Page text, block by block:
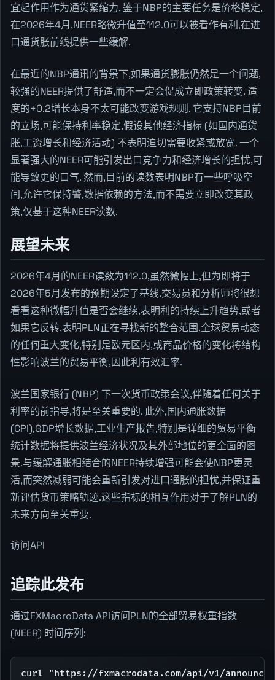
宜起作用作为通货紧缩力. 鉴于NBP的主要任务是价格稳定,
在2026年4月,NEER略微升值至112.0可以被看作有利,在进
口通货胀前线提供一些缓解.
在最近的NBP通讯的背景下,如果通货膨胀仍然是一个问题,
较强的NEER提供了舒适,而不一定会促成立即政策转变. 适
度的+0.2增长本身不太可能改变游戏规则. 它支持NBP目前
的立场,可能保持利率稳定,假设其他经济指标 (如国内通货
胀,工资增长和经济活动) 不表明迫切需要收紧或放宽. 一个
显著强大的NEER可能引发出口竞争力和经济增长的担忧,可
能导致更的口气. 然而,目前的读数表明NBP有一些呼吸空
间,允许它保持警,数据依赖的方法,而不需要立即改变其政
策,仅基于这种NEER读数.
展望未来
2026年4月的NEER读数为112.0,虽然微幅上,但为即将于
2026年5月发布的预期设定了基线.交易员和分析师将很想
看看这种微幅升值是否会继续,表明利的持续上升趋势,或者
如果它反转,表明PLN正在寻找新的整合范围.全球贸易动态
的任何重大变化,特别是欧元区内,或商品价格的变化将结构
性影响波兰的贸易平衡,因此利有效汇率.
波兰国家银行 (NBP) 下一次货币政策会议,伴随着任何关于
利率的前指导,将是至关重要的. 此外,国内通胀数据
(CPI),GDP增长数据,工业生产报告,特别是详细的贸易平衡
统计数据将提供波兰经济状况及其外部地位的更全面的图
景.与缓解通胀相结合的NEER持续增强可能会使NBP更灵
活,而突然减弱可能会重新引发对进口通胀的担忧,并保证重
新评估货币策略轨迹.这些指标的相互作用对于了解PLN的
未来方向至关重要.
访问API
追踪此发布
通过FXMacroData API访问PLN的全部贸易权重指数
(NEER) 时间序列:
curl "https://fxmacrodata.com/api/v1/